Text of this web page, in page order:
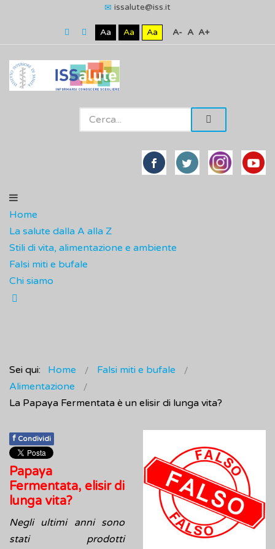
issalute@iss.it
Aa Aa Aa A- A A+
Home
La salute dalla A alla Z
Stili di vita, alimentazione e ambiente
Falsi miti e bufale
Chi siamo
Sei qui: Home
Falsi miti e bufale
Alimentazione
La Papaya Fermentata è un elisir di lunga vita?
f Condividi
Papaya
Fermentata, elisir di
lunga vita?
Negli ultimi anni sono
stati prodotti